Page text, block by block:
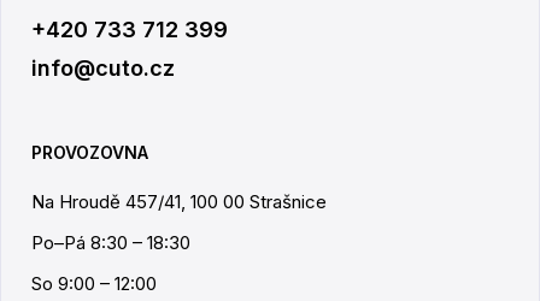
+420 733 712 399
info@cuto.cz
PROVOZOVNA
Na Hroudě 457/41, 100 00 Strašnice
Po–Pá 8:30 – 18:30
So 9:00 – 12:00